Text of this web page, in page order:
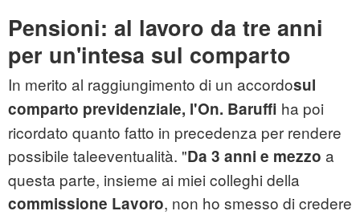
Pensioni: al lavoro da tre anni
per un'intesa sul comparto
In merito al raggiungimento di un accordosul
comparto previdenziale, l'On. Baruffi ha poi
ricordato quanto fatto in precedenza per rendere
possibile taleeventualità. "Da 3 anni e mezzo a
questa parte, insieme ai miei colleghi della
commissione Lavoro, non ho smesso di credere